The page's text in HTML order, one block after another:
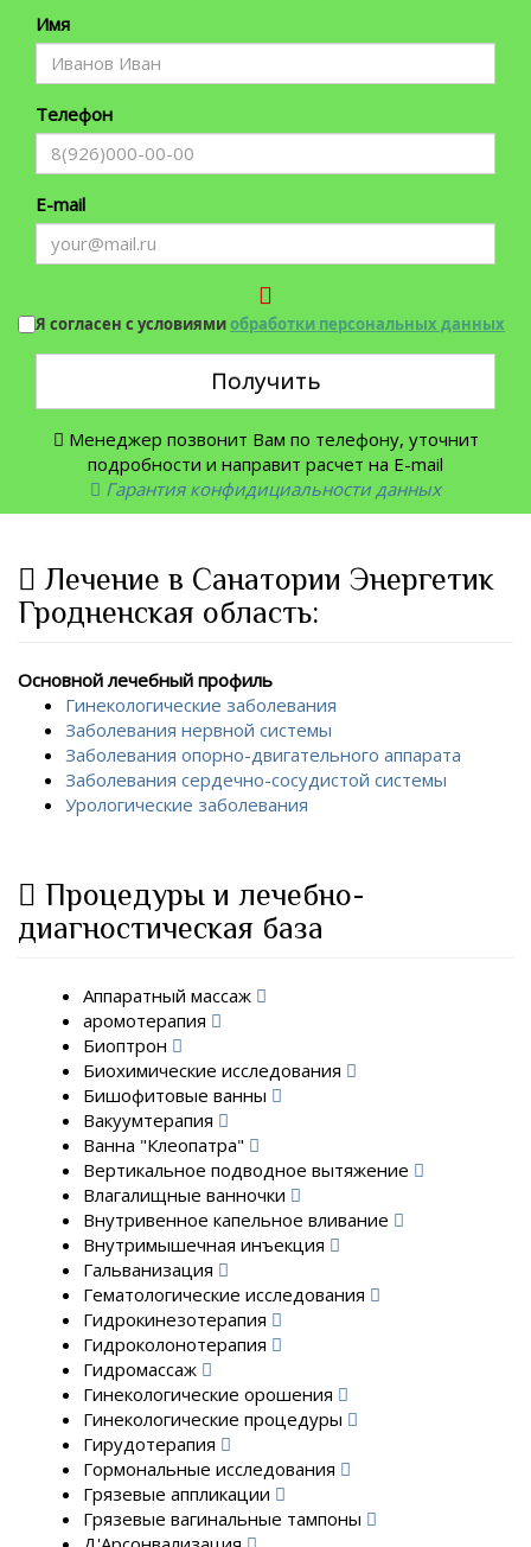
Имя
Телефон
E-mail
Я согласен с условиямиобработки персональных данных
Получить
Менеджер позвонит Вам по телефону, уточнит
подробности и направит расчет на E-mail
Гарантия конфидициальности данных
Лечение в Санатории Энергетик
Гродненская область:
Основной лечебный профиль
Гинекологические заболевания
Заболевания нервной системы
Заболевания опорно-двигательного аппарата
Заболевания сердечно-сосудистой системы
Урологические заболевания
Процедуры и лечебно-
диагностическая база
Аппаратный массаж
аромотерапия
Биоптрон
Биохимические исследования
Бишофитовые ванны
Вакуумтерапия
Ванна "Клеопатра"
Вертикальное подводное вытяжение
Влагалищные ванночки
Внутривенное капельное вливание
Внутримышечная инъекция
Гальванизация
Гематологические исследования
Гидрокинезотерапия
Гидроколонотерапия
Гидромассаж
Гинекологические орошения
Гинекологические процедуры
Гирудотерапия
Гормональные исследования
Грязевые аппликации
Грязевые вагинальные тампоны